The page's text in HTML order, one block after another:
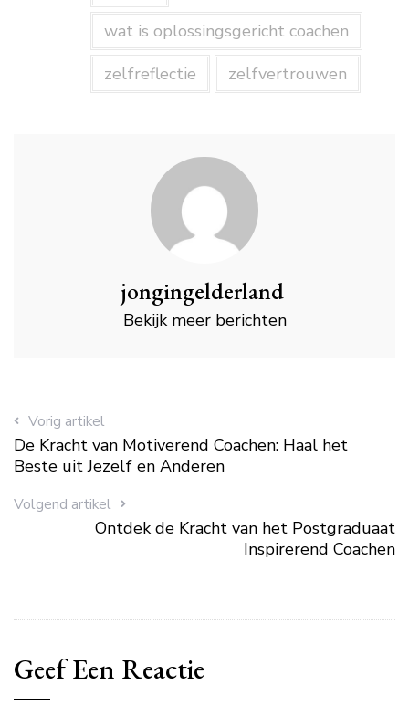
wat is oplossingsgericht coachen
zelfreflectie
zelfvertrouwen
jongingelderland
Bekijk meer berichten
Vorig artikel
De Kracht van Motiverend Coachen: Haal het
Beste uit Jezelf en Anderen
Volgend artikel
Ontdek de Kracht van het Postgraduaat
Inspirerend Coachen
Geef Een Reactie